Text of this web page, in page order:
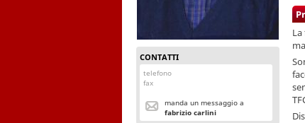
CONTATTI
telefono
fax
manda un messaggio a
fabrizio carlini